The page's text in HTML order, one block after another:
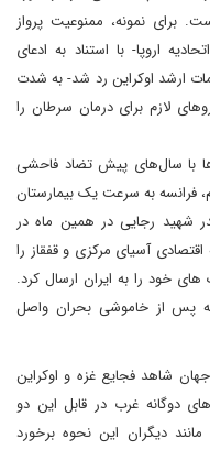
برای نمونه، ممنوعیت پرواز
اروپا- با استناد به ادعای
ارشد اوکراین رد شد- به شدت
لازم برای درمان سرطان را
ها با سال‌های پیش تضاد فاحشی
کننده بم، فرانسه به سرعت یک بیمارستان
شهید رجایی در همین ماه در
آسیای مرکزی و قفقاز را
خود را به ایران ارسال کرد.
پس از خاموشی بحران واصل
شاهد فجایع غزه و اوکراین
دوگانه غرب در قابل این دو
مانند دیگران این نحوه برخورد